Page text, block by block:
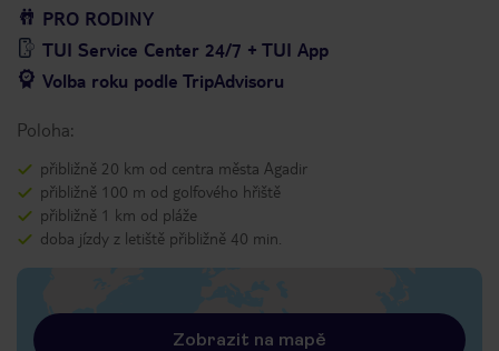
PRO RODINY
TUI Service Center 24/7 + TUI App
Volba roku podle TripAdvisoru
Poloha:
přibližně 20 km od centra města Agadir
přibližně 100 m od golfového hřiště
přibližně 1 km od pláže
doba jízdy z letiště přibližně 40 min.
Zobrazit na mapě